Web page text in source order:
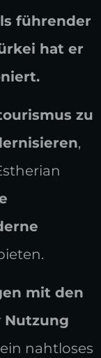
führender
hat er
zu
,
mit den
Nutzung
nahtloses